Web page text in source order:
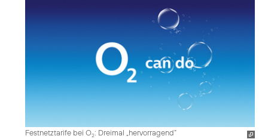
Festnetztarife bei O2: Dreimal „hervorragend“